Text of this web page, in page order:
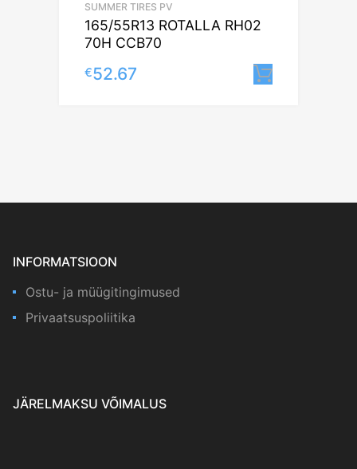
SUMMER TIRES PV
165/55R13 ROTALLA RH02
70H CCB70
€52.67
INFORMATSIOON
Ostu- ja müügitingimused
Privaatsuspoliitika
JÄRELMAKSU VÕIMALUS